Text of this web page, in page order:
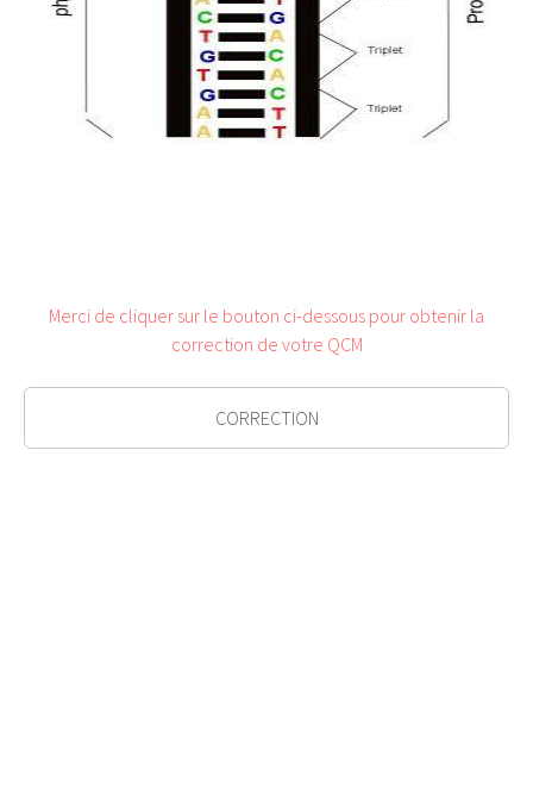
Merci de cliquer sur le bouton ci-dessous pour obtenir la
correction de votre QCM